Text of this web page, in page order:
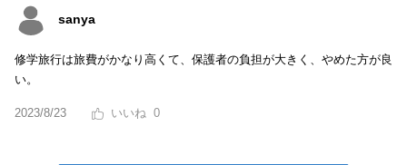
sanya
修学旅行は旅費がかなり高くて、保護者の負担が大きく、やめた方が良
い。
2023/8/23 0